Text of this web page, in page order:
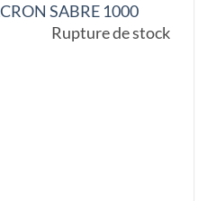
SABRE 1000
Rupture de stock